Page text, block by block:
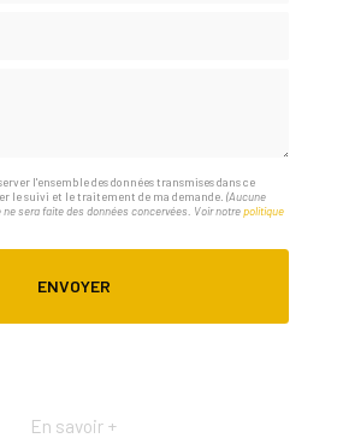
l'ensemble des données transmises dans ce
le suivi et le traitement de ma demande.(Aucune
sera faite des données concervées. Voir notrepolitique
En savoir +